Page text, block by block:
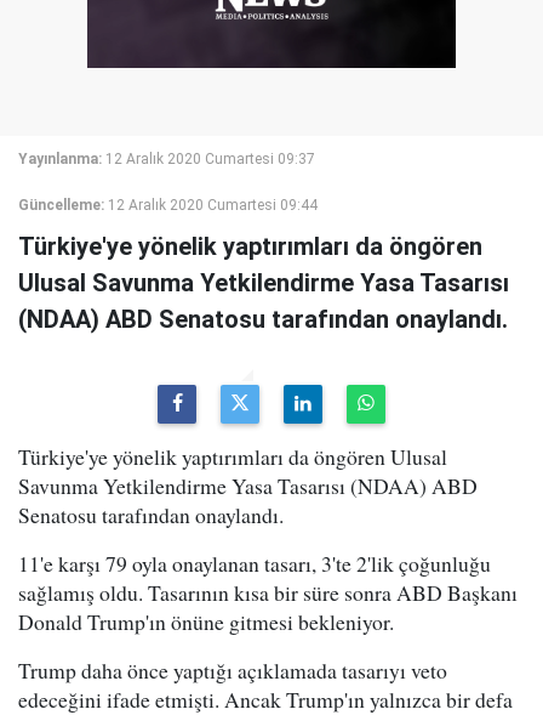
Yayınlanma: 12 Aralık 2020 Cumartesi 09:37
Güncelleme: 12 Aralık 2020 Cumartesi 09:44
Türkiye'ye yönelik yaptırımları da öngören
Ulusal Savunma Yetkilendirme Yasa Tasarısı
(NDAA) ABD Senatosu tarafından onaylandı.
Türkiye'ye yönelik yaptırımları da öngören Ulusal
Savunma Yetkilendirme Yasa Tasarısı (NDAA) ABD
Senatosu tarafından onaylandı.
11'e karşı 79 oyla onaylanan tasarı, 3'te 2'lik çoğunluğu
sağlamış oldu. Tasarının kısa bir süre sonra ABD Başkanı
Donald Trump'ın önüne gitmesi bekleniyor.
Trump daha önce yaptığı açıklamada tasarıyı veto
edeceğini ifade etmişti. Ancak Trump'ın yalnızca bir defa